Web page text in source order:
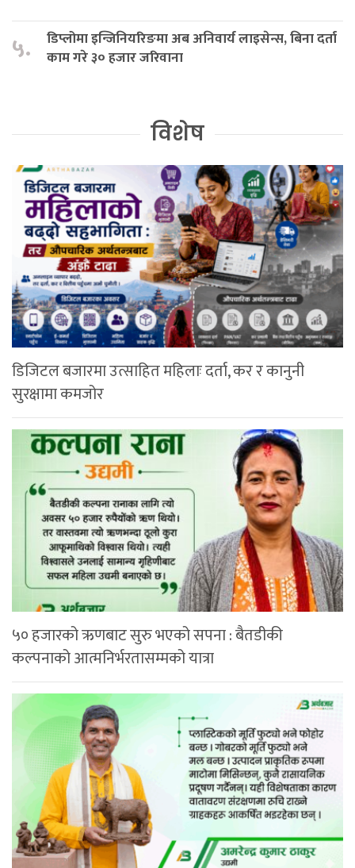
५.
डिप्लोमा इन्जिनियरिङमा अब अनिवार्य लाइसेन्स, बिना दर्ता
काम गरे ३० हजार जरिवाना
विशेष
डिजिटल बजारमा उत्साहित महिलाः दर्ता, कर र कानुनी
सुरक्षामा कमजोर
५० हजारको ऋणबाट सुरु भएको सपना : बैतडीकी
कल्पनाको आत्मनिर्भरतासम्मको यात्रा